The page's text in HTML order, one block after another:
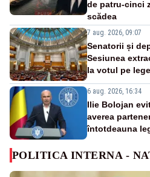
de patru-cinci
scădea
7 aug. 2026, 09:07
Senatorii și
Sesiunea
la votul pe
6 aug. 2026, 16:34
Ilie Bolojan
averea
întotdeauna
POLITICA INTERNA -